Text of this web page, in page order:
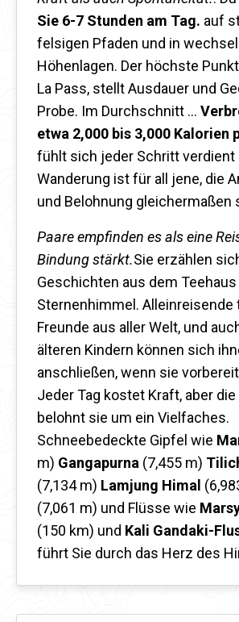
Sie 6-7 Stunden am Tag. auf
felsigen Pfaden und in
Höhenlagen. Der höchste
La Pass, stellt Ausdauer und
Probe. Im Durchschnitt …
etwa 2,000 bis 3,000 Kalorien
fühlt sich jeder Schritt verdient
Wanderung ist für all jene, die
und Belohnung gleichermaßen
Paare empfinden es als eine
Bindung stärkt.Sie erzählen
Geschichten aus dem
Sternenhimmel.
Freunde aus aller Welt, und
älteren Kindern können sich
anschließen, wenn sie
Jeder Tag kostet Kraft, aber
belohnt sie um ein Vielfaches.
Schneebedeckte Gipfel wie
m) Gangapurna (7,455 m)
(7,134 m) Lamjung Himal
(7,061 m) und Flüsse wie
(150 km) und Kali Gandaki-
führt Sie durch das Herz des